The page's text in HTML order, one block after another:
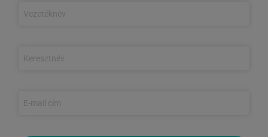
Bőséges büféreggeli
Belépés a
medence, fedett élménymedence, fedett gyerekmedence, finn